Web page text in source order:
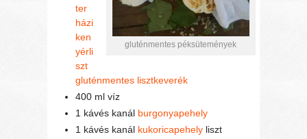
gluténmentes péksütemények
ter
házi
ken
yérli
szt
gluténmentes lisztkeverék
400 ml víz
1 kávés kanál burgonyapehely
1 kávés kanál kukoricapehely liszt